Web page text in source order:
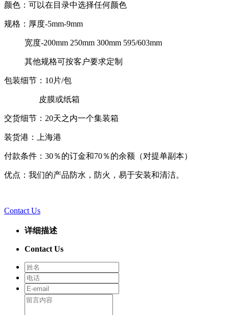
颜色：可以在目录中选择任何颜色
规格：厚度-5mm-9mm
宽度-200mm 250mm 300mm 595/603mm
其他规格可按客户要求定制
包装细节：10片/包
皮膜或纸箱
交货细节：20天之内一个集装箱
装货港：上海港
付款条件：30％的订金和70％的余额（对提单副本）
优点：我们的产品防水，防火，易于安装和清洁。
Contact Us
详细描述
Contact Us